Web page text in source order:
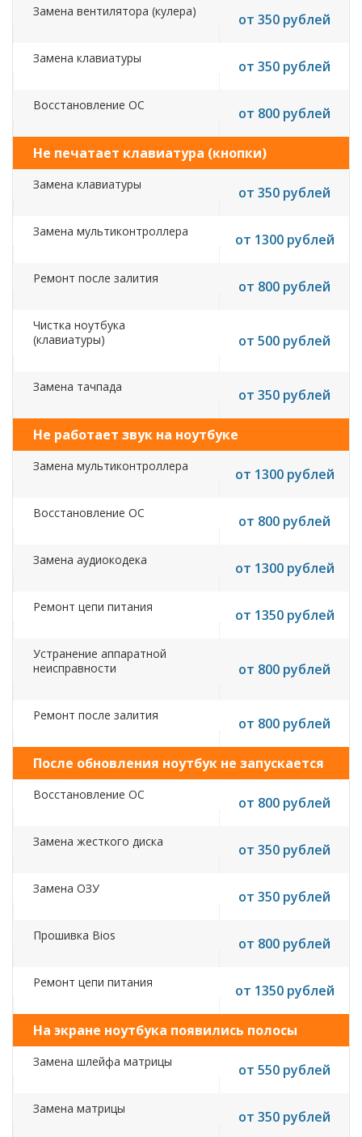
Замена вентилятора (кулера) от 350 рублей
Замена клавиатуры от 350 рублей
Восстановление ОС от 800 рублей
Не печатает клавиатура (кнопки)
Замена клавиатуры от 350 рублей
Замена мультиконтроллера от 1300 рублей
Ремонт после залития от 800 рублей
Чистка ноутбука
(клавиатуры)
от 500 рублей
Замена тачпада от 350 рублей
Не работает звук на ноутбуке
Замена мультиконтроллера от 1300 рублей
Восстановление ОС от 800 рублей
Замена аудиокодека от 1300 рублей
Ремонт цепи питания от 1350 рублей
Устранение аппаратной
неисправности
от 800 рублей
Ремонт после залития от 800 рублей
После обновления ноутбук не запускается
Восстановление ОС от 800 рублей
Замена жесткого диска от 350 рублей
Замена ОЗУ от 350 рублей
Прошивка Bios от 800 рублей
Ремонт цепи питания от 1350 рублей
На экране ноутбука появились полосы
Замена шлейфа матрицы от 550 рублей
Замена матрицы от 350 рублей